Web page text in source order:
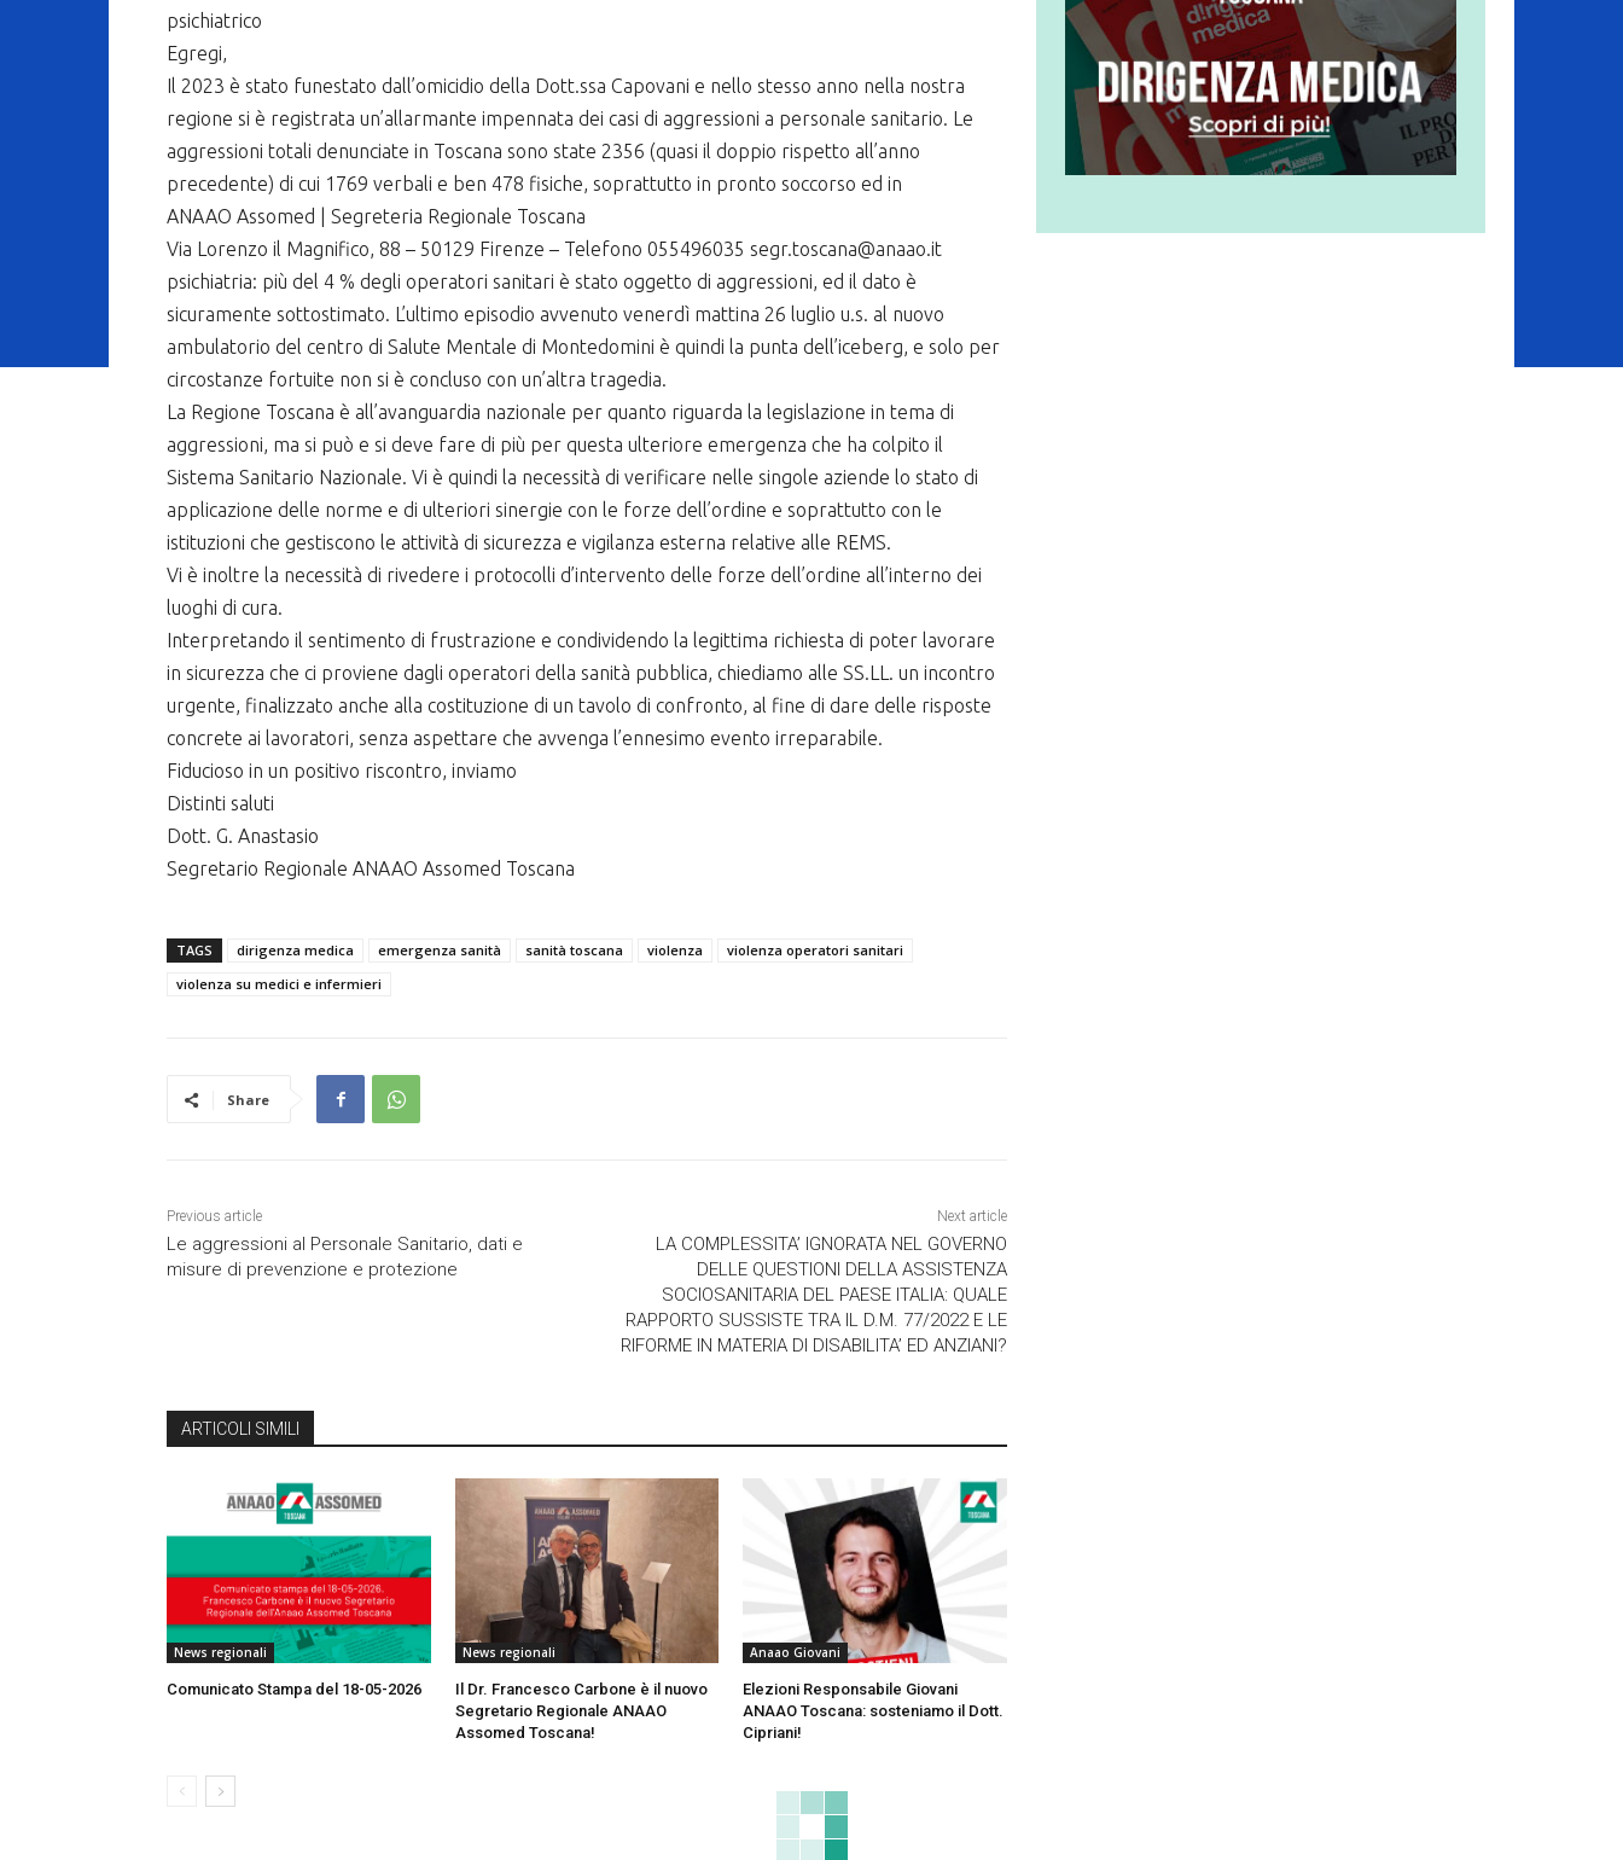
psichiatrico
Egregi,
Il 2023 è stato funestato dall’omicidio della Dott.ssa Capovani e nello stesso anno nella nostra
regione si è registrata un’allarmante impennata dei casi di aggressioni a personale sanitario. Le
aggressioni totali denunciate in Toscana sono state 2356 (quasi il doppio rispetto all’anno
precedente) di cui 1769 verbali e ben 478 fisiche, soprattutto in pronto soccorso ed in
ANAAO Assomed | Segreteria Regionale Toscana
Via Lorenzo il Magnifico, 88 – 50129 Firenze – Telefono 055496035 segr.toscana@anaao.it
psichiatria: più del 4 % degli operatori sanitari è stato oggetto di aggressioni, ed il dato è
sicuramente sottostimato. L’ultimo episodio avvenuto venerdì mattina 26 luglio u.s. al nuovo
ambulatorio del centro di Salute Mentale di Montedomini è quindi la punta dell’iceberg, e solo per
circostanze fortuite non si è concluso con un’altra tragedia.
La Regione Toscana è all’avanguardia nazionale per quanto riguarda la legislazione in tema di
aggressioni, ma si può e si deve fare di più per questa ulteriore emergenza che ha colpito il
Sistema Sanitario Nazionale. Vi è quindi la necessità di verificare nelle singole aziende lo stato di
applicazione delle norme e di ulteriori sinergie con le forze dell’ordine e soprattutto con le
istituzioni che gestiscono le attività di sicurezza e vigilanza esterna relative alle REMS.
Vi è inoltre la necessità di rivedere i protocolli d’intervento delle forze dell’ordine all’interno dei
luoghi di cura.
Interpretando il sentimento di frustrazione e condividendo la legittima richiesta di poter lavorare
in sicurezza che ci proviene dagli operatori della sanità pubblica, chiediamo alle SS.LL. un incontro
urgente, finalizzato anche alla costituzione di un tavolo di confronto, al fine di dare delle risposte
concrete ai lavoratori, senza aspettare che avvenga l’ennesimo evento irreparabile.
Fiducioso in un positivo riscontro, inviamo
Distinti saluti
Dott. G. Anastasio
Segretario Regionale ANAAO Assomed Toscana
TAGS dirigenza medica emergenza sanità sanità toscana violenza
violenza operatori sanitari
violenza su medici e infermieri
Share
Previous article
Le aggressioni al Personale Sanitario, dati e
misure di prevenzione e protezione
Next article
LA COMPLESSITA’ IGNORATA NEL GOVERNO
DELLE QUESTIONI DELLA ASSISTENZA
SOCIOSANITARIA DEL PAESE ITALIA: QUALE
RAPPORTO SUSSISTE TRA IL D.M. 77/2022 E LE
RIFORME IN MATERIA DI DISABILITA’ ED ANZIANI?
ARTICOLI SIMILI
News regionali
Comunicato Stampa del 18-05-2026
News regionali
Il Dr. Francesco Carbone è il nuovo
Segretario Regionale ANAAO
Assomed Toscana!
Anaao Giovani
Elezioni Responsabile Giovani
ANAAO Toscana: sosteniamo il Dott.
Cipriani!